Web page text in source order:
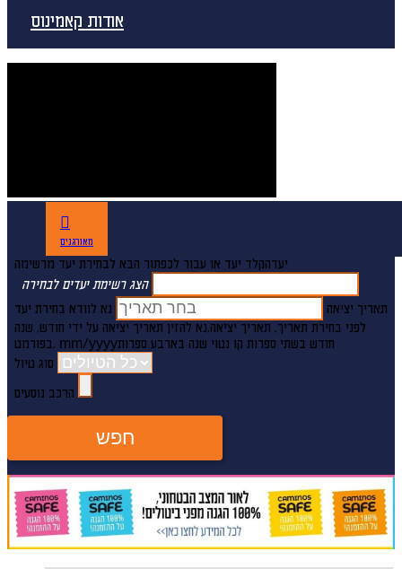
אודות קאמינוס
מאורגנים
יעדהקלד יעד או עבור לכפתור הבא לבחירת יעד מרשימה
הצג רשימת יעדים לבחירה
תאריך יציאה
נא לוודא בחירת יעד
לפני בחירת תאריך, תאריך יציאה,נא להזין תאריך יציאה על ידי חודש, שנה
mm/yyyyחודש בשתי ספרות קו נטוי שנה בארבע ספרות
סוג טיול
הרכב נוסעים
חפש